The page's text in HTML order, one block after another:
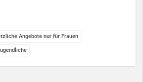
Angebote nur für Frauen